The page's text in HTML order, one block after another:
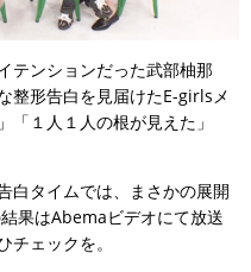
テンションだった武部柚那
整形告白を見届けたE-girlsメ
「１人１人の根が見えた」
白タイムでは、まさかの展開
果はAbemaビデオにて放送
ェックを。